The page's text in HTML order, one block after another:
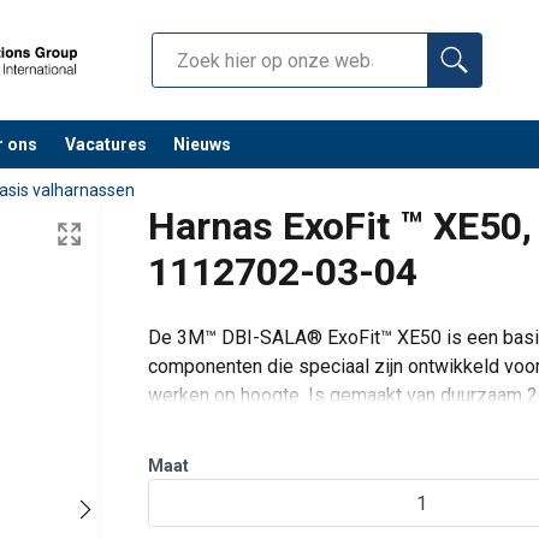
ons Vacatures Nieuws
valharnassen
Harnas ExoFit ™
1112702-03-04
De 3M™ DBI-SALA® ExoFit™ XE50 is een
componenten die speciaal zijn ontwikkeld
werken op hoogte. Is gemaakt van duurzaam
Maat
1